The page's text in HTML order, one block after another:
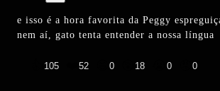
e isso é a hora favorita da Peggy
nem aí, gato tenta entender a nossa língua
105 52 0 18 0 0